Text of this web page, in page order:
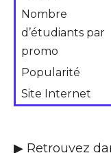
Nombre
d’étudiants par
promo
Popularité
Site Internet
▶ Retrouvez